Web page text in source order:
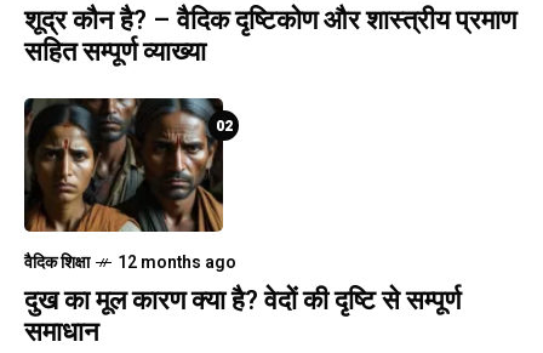
शूद्र कौन है? – वैदिक दृष्टिकोण और शास्त्रीय प्रमाण
सहित सम्पूर्ण व्याख्या
02
वैदिक शिक्षा 12 months ago
दुख का मूल कारण क्या है? वेदों की दृष्टि से सम्पूर्ण
समाधान